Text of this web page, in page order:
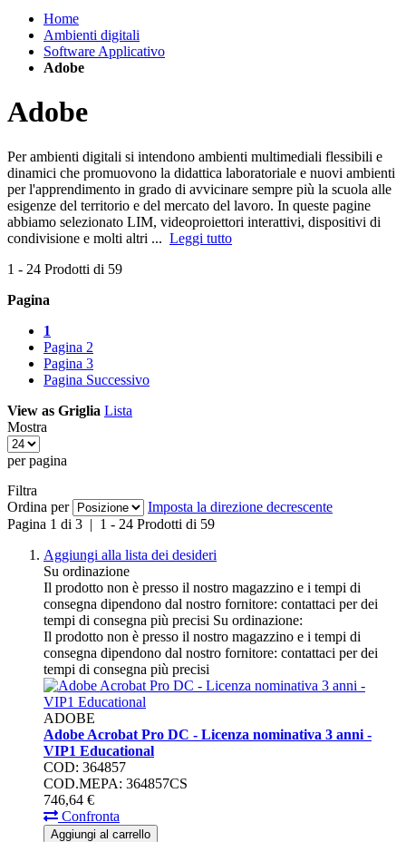
Home
Ambienti digitali
Software Applicativo
Adobe
Adobe
Per ambienti digitali si intendono ambienti multimediali flessibili e
dinamici che promuovono la didattica laboratoriale e nuovi ambienti
per l'apprendimento in grado di avvicinare sempre più la scuola alle
esigenze del territorio e del mercato del lavoro. In queste pagine
abbiamo selezionato LIM, videoproiettori interattivi, dispositivi di
condivisione e molti altri ... Leggi tutto
1 - 24 Prodotti di 59
Pagina
1
Pagina 2
Pagina 3
Pagina Successivo
View as Griglia Lista
Mostra
per pagina
Filtra
Ordina per
Imposta la direzione decrescente
Pagina 1 di 3 | 1 - 24 Prodotti di 59
Aggiungi alla lista dei desideri
Su ordinazione
Il prodotto non è presso il nostro magazzino e i tempi di
consegna dipendono dal nostro fornitore: contattaci per dei
tempi di consegna più precisi Su ordinazione:
Il prodotto non è presso il nostro magazzino e i tempi di
consegna dipendono dal nostro fornitore: contattaci per dei
tempi di consegna più precisi
ADOBE
Adobe Acrobat Pro DC - Licenza nominativa 3 anni -
VIP1 Educational
COD: 364857
COD.MEPA: 364857CS
746,64 €
Confronta
Aggiungi al carrello